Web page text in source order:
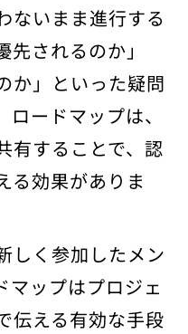
ないまま進行する
されるのか」
か」といった疑問
ードマップは、
有することで、認
る効果がありま
しく参加したメン
マップはプロジェ
伝える有効な手段